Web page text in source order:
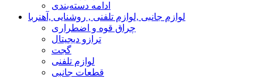
ادامه دسته‌بندی
لوازم جانبی ,لوازم تلفنی , روشنایی ,آهنربا
چراق قوه و اضطراری
ترازو دیجیتال
گجت
لوازم تلفنی
قطعات جانبی